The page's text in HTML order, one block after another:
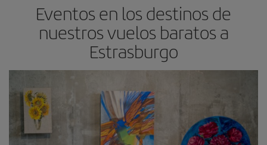
Eventos en los destinos de
nuestros vuelos baratos a
Estrasburgo